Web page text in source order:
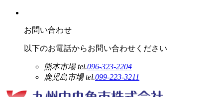
お問い合わせ
以下のお電話からお問い合わせください
熊本市場 tel.096-323-2204
鹿児島市場 tel.099-223-3211